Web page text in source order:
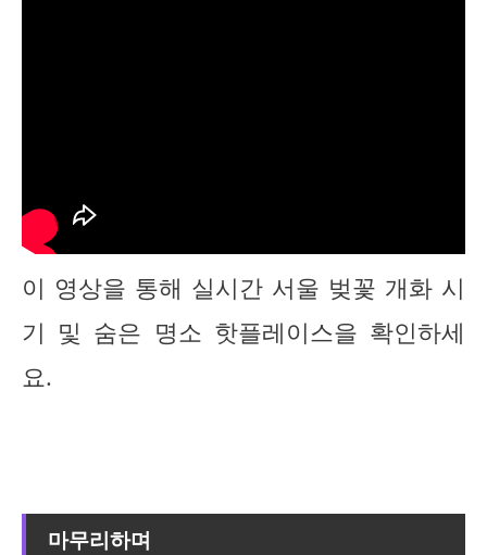
이 영상을 통해 실시간 서울 벚꽃 개화 시
기 및 숨은 명소 핫플레이스을 확인하세
요.
마무리하며